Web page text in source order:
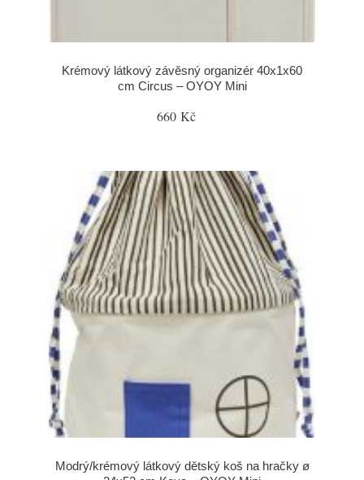
Krémový látkový závěsný organizér 40x1x60
cm Circus – OYOY Mini
660 Kč
Modrý/krémový látkový dětský koš na hračky ø